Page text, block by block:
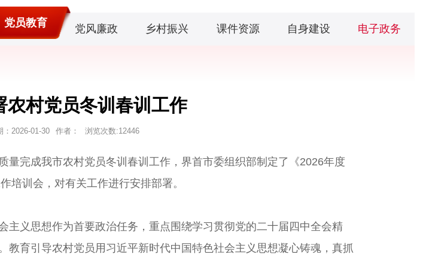
党员教育 党风廉政 乡村振兴 课件资源 自身建设 电子政务
农村党员冬训春训工作
2026-01-30 作者： 浏览次数:12446
完成我市农村党员冬训春训工作，界首市委组织部制定了《2026年度
培训会，对有关工作进行安排部署。
义思想作为首要政治任务，重点围绕学习贯彻党的二十届四中全会精
育引导农村党员用习近平新时代中国特色社会主义思想凝心铸魂，真抓